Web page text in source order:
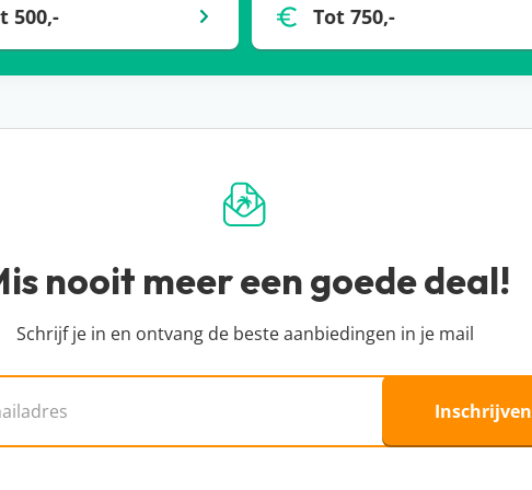
heeft natuurlijk zijn eigen faciliteiten, maar je kunt
zwembaden, lekkere restaurants, indoor- en
een Landal kerstvakantie is een feestje voor
een (mid)weekje weg!
500,- Tot 750,-
nooit meer een goede deal!
Schrijf je in en ontvang de beste aanbiedingen in je mail
Inschrijven